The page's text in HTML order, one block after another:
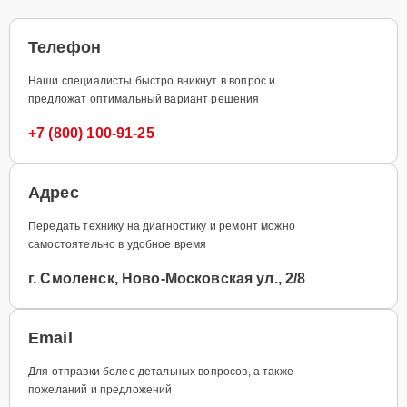
Телефон
Наши специалисты быстро вникнут в вопрос и
предложат оптимальный вариант решения
+7 (800) 100-91-25
Адрес
Передать технику на диагностику и ремонт можно
самостоятельно в удобное время
г. Смоленск, Ново-Московская ул., 2/8
Email
Для отправки более детальных вопросов, а также
пожеланий и предложений